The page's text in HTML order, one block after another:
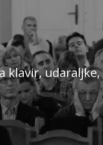
klavir,